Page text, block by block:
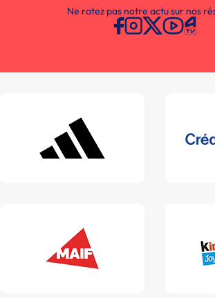
Ne ratez pas notre actu sur nos